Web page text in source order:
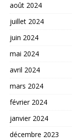
août 2024
juillet 2024
juin 2024
mai 2024
avril 2024
mars 2024
février 2024
janvier 2024
décembre 2023